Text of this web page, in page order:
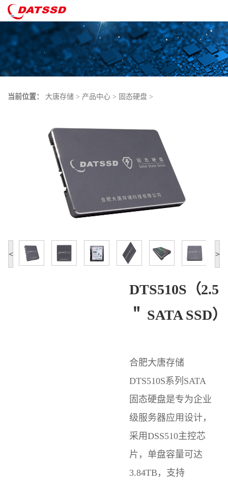
当前位置： 大唐存储 > 产品中心 > 固态硬盘 >
< >
DTS510S（2.5
＂ SATA SSD）
合肥大唐存储
DTS510S系列SATA
固态硬盘是专为企业
级服务器应用设计，
采用DSS510主控芯
片，单盘容量可达
3.84TB，支持